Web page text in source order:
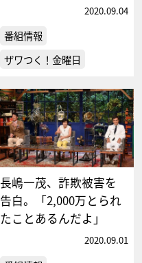
2020.09.04
番組情報
ザワつく！金曜日
長嶋一茂、詐欺被害を
告白。「2,000万とられ
たことあるんだよ」
2020.09.01